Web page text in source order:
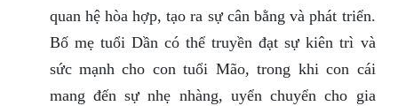
quan hệ hòa hợp, tạo ra sự cân bằng và phát triển.
Bố mẹ tuổi Dần có thể truyền đạt sự kiên trì và
sức mạnh cho con tuổi Mão, trong khi con cái
mang đến sự nhẹ nhàng, uyển chuyển cho gia